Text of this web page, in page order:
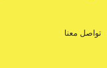
تواصل معنا